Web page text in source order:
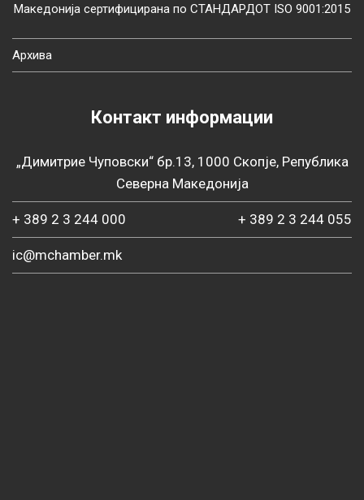
Македонија сертифицирана по СТАНДАРДОТ ISO 9001:2015
Архива
Контакт информации
„Димитрие Чуповски“ бр.13, 1000 Скопје, Република
Северна Македонија
+ 389 2 3 244 000 + 389 2 3 244 055
ic@mchamber.mk